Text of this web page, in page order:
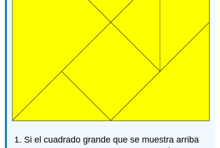
Si el cuadrado grande que se muestra arriba